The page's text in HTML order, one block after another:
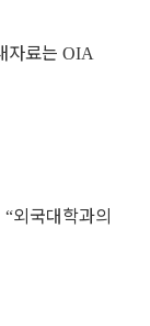
자료는 OIA
“외국대학과의